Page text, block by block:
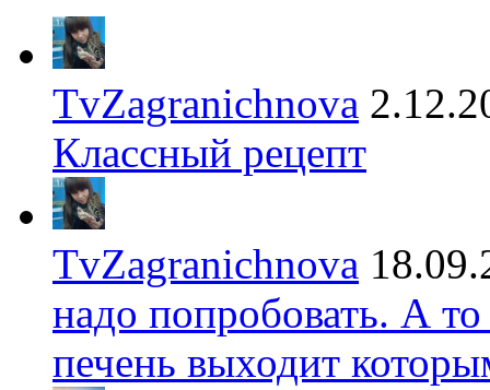
TvZagranichnova
Классный рецепт
TvZagranichnova
надо попробовать. А
печень выходит